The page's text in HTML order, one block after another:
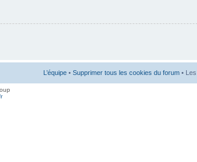
L’équipe • Supprimer tous les cookies du forum •